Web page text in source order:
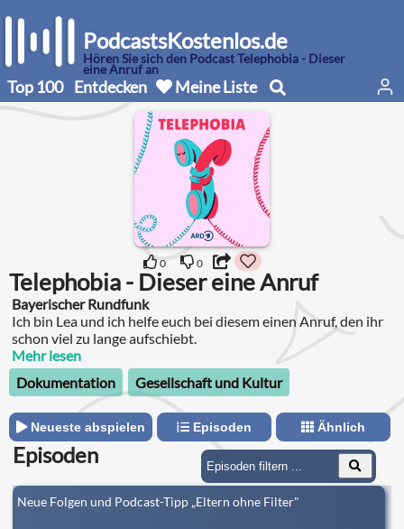
PodcastsKostenlos.de
Hören Sie sich den Podcast Telephobia - Dieser
eine Anruf an
Top 100 Entdecken Meine Liste
0 0
Telephobia - Dieser eine Anruf
Bayerischer Rundfunk
Ich bin Lea und ich helfe euch bei diesem einen Anruf, den ihr
schon viel zu lange aufschiebt.
Mehr lesen
Dokumentation
Gesellschaft und Kultur
Neueste abspielen Episoden Ähnlich
Episoden
Neue Folgen und Podcast-Tipp „Eltern ohne Filter"